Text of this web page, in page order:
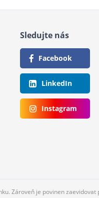
Sledujte nás
Facebook
LinkedIn
Instagram
Zároveň je povinen